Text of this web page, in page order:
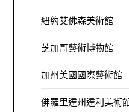
紐約艾佛森美術館
芝加哥藝術博物館
加州美國國際藝術館
佛羅里達州達利美術